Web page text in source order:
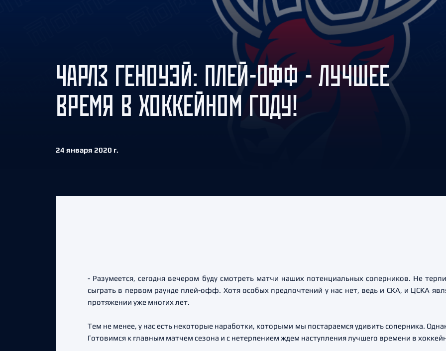
Амур
Барыс
Салават Юлаев
Сибирь
ЧАРЛЗ ГЕНОУЭЙ: ПЛЕЙ-ОФФ - ЛУЧШЕЕ
ВРЕМЯ В ХОККЕЙНОМ ГОДУ!
24 января 2020 г.
- Разумеется, сегодня вечером буду смотреть матчи наших потенциальных соперников. Не
сыграть в первом раунде плей-офф. Хотя особых предпочтений у нас нет, ведь и СКА, и ЦСКА
протяжении уже многих лет.
Тем не менее, у нас есть некоторые наработки, которыми мы постараемся удивить соперника.
Готовимся к главным матчем сезона и с нетерпением ждем наступления лучшего времени в